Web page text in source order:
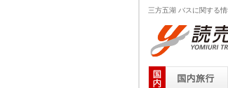
三方五湖 バスに関する
読売旅行 「あなた